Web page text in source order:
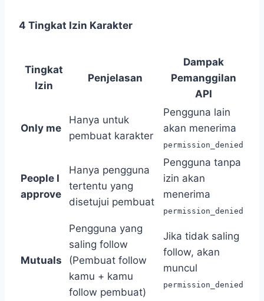
4 Tingkat Izin Karakter
Tingkat
Izin
Penjelasan
Dampak
Pemanggilan
API
Only me
Hanya untuk
pembuat karakter
Pengguna lain
akan menerima
permission_denied
People I
approve
Hanya pengguna
tertentu yang
disetujui pembuat
Pengguna tanpa
izin akan
menerima
permission_denied
Mutuals
Pengguna yang
saling follow
(Pembuat follow
kamu + kamu
follow pembuat)
Jika tidak saling
follow, akan
muncul
permission_denied